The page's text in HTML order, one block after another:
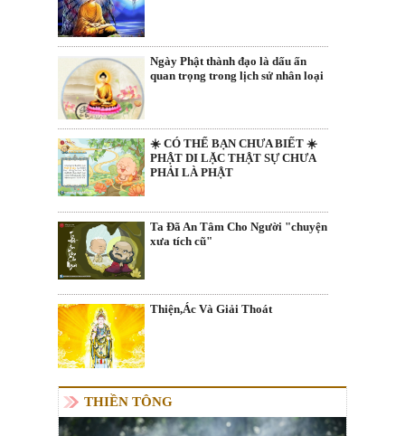
Ngày Phật thành đạo là dấu ấn
quan trọng trong lịch sử nhân loại
☀️ CÓ THỂ BẠN CHƯA BIẾT ☀️
PHẬT DI LẶC THẬT SỰ CHƯA
PHẢI LÀ PHẬT
Ta Đã An Tâm Cho Người "chuyện
xưa tích cũ"
Thiện,Ác Và Giải Thoát
THIỀN TÔNG